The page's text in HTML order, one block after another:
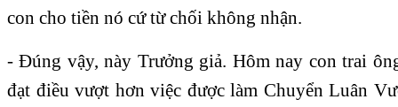
con cho tiền nó cứ từ chối không nhận.
- Ðúng vậy, này Trưởng giả. Hôm nay con trai
đạt điều vượt hơn việc được làm Chuyển Luân